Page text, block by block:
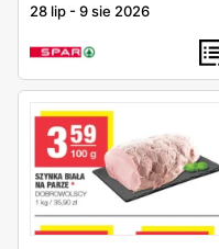
28 lip -9 sie 2026